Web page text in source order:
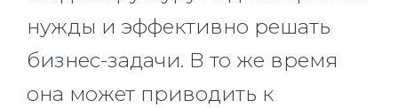
нужды и эффективно решать
бизнес-задачи. В то же время
она может приводить к